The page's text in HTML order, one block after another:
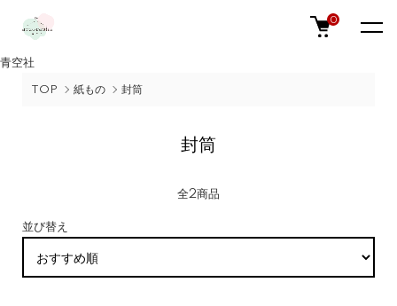
青空社
0
TOP 紙もの 封筒
封筒
全2商品
並び替え